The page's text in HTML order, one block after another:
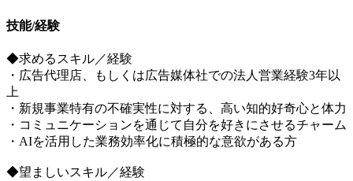
技能/経験
◆求めるスキル／経験
・広告代理店、もしくは広告媒体社での法人営業経験3年以
上
・新規事業特有の不確実性に対する、高い知的好奇心と体力
・コミュニケーションを通じて自分を好きにさせるチャーム
・AIを活用した業務効率化に積極的な意欲がある方
◆望ましいスキル／経験